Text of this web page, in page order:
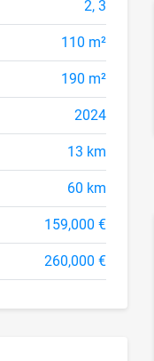
2, 3
110 m²
190 m²
2024
13 km
60 km
159,000 €
260,000 €